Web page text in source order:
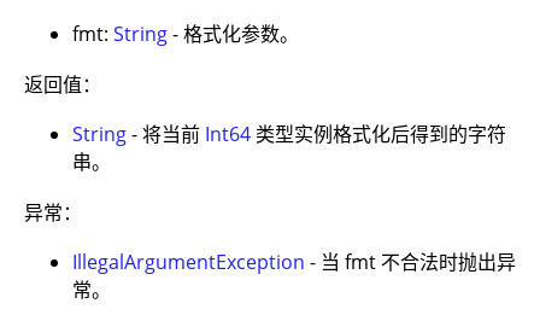
fmt: String- 格式化参数。
返回值：
String- 将当前 Int64 类型实例格式化后得到的字符
串。
异常：
IllegalArgumentException - 当 fmt 不合法时抛出异
常。